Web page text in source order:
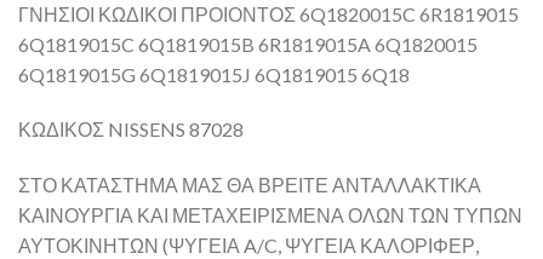
ΓΝΗΣΙΟΙ ΚΩΔΙΚΟΙ ΠΡΟΙΟΝΤΟΣ 6Q1820015C 6R1819015
6Q1819015C 6Q1819015B 6R1819015A 6Q1820015
6Q1819015G 6Q1819015J 6Q1819015 6Q18
ΚΩΔΙΚΟΣ NISSENS 87028
ΣΤΟ ΚΑΤΑΣΤΗΜΑ ΜΑΣ ΘΑ ΒΡΕΙΤΕ ΑΝΤΑΛΛΑΚΤΙΚΑ
ΚΑΙΝΟΥΡΓΙΑ ΚΑΙ ΜΕΤΑΧΕΙΡΙΣΜΕΝΑ ΟΛΩΝ ΤΩΝ ΤΥΠΩΝ
ΑΥΤΟΚΙΝΗΤΩΝ (ΨΥΓΕΙΑ A/C, ΨΥΓΕΙΑ ΚΑΛΟΡΙΦΕΡ,